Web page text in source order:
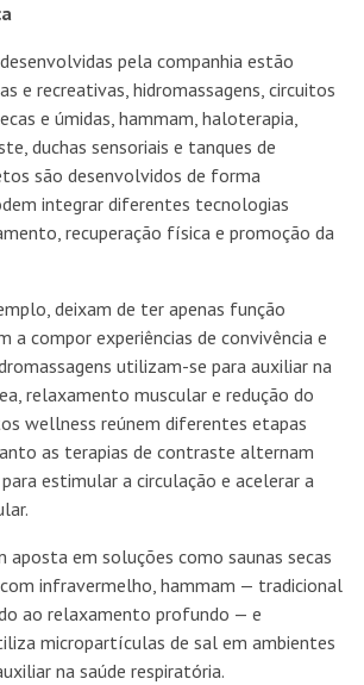
pela companhia estão
e recreativas, hidromassagens, circuitos
e úmidas, hammam, haloterapia,
duchas sensoriais e tanques de
são desenvolvidos de forma
integrar diferentes tecnologias
recuperação física e promoção da
deixam de ter apenas função
a compor experiências de convivência e
utilizam-se para auxiliar na
relaxamento muscular e redução do
wellness reúnem diferentes etapas
as terapias de contraste alternam
estimular a circulação e acelerar a
aposta em soluções como saunas secas
infravermelho, hammam — tradicional
ao relaxamento profundo — e
micropartículas de sal em ambientes
na saúde respiratória.